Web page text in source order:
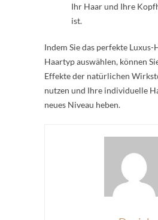
Ihr Haar und Ihre
ist.
Indem Sie das perfekte
Haartyp auswählen, können
Effekte der natürlichen
nutzen und Ihre individuelle
neues Niveau heben.